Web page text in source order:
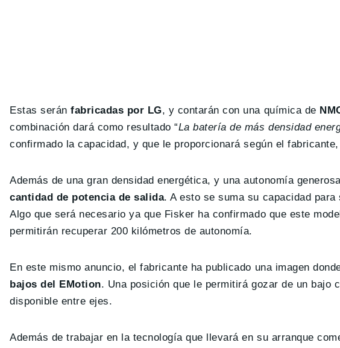
Estas seránfabricadas por LG, y contarán con una química de
combinación dará como resultado “La batería de más densidad
confirmado la capacidad, y que le proporcionará según el
Además de una gran densidad energética, y una autonomía
cantidad de potencia de salida. A esto se suma su capacidad para
Algo que será necesario ya que Fisker ha confirmado que este
permitirán recuperar 200 kilómetros de autonomía.
En este mismo anuncio, el fabricante ha publicado una imagen
bajos del EMotion. Una posición que le permitirá gozar de un bajo
disponible entre ejes.
Además de trabajar en la tecnología que llevará en su arranque